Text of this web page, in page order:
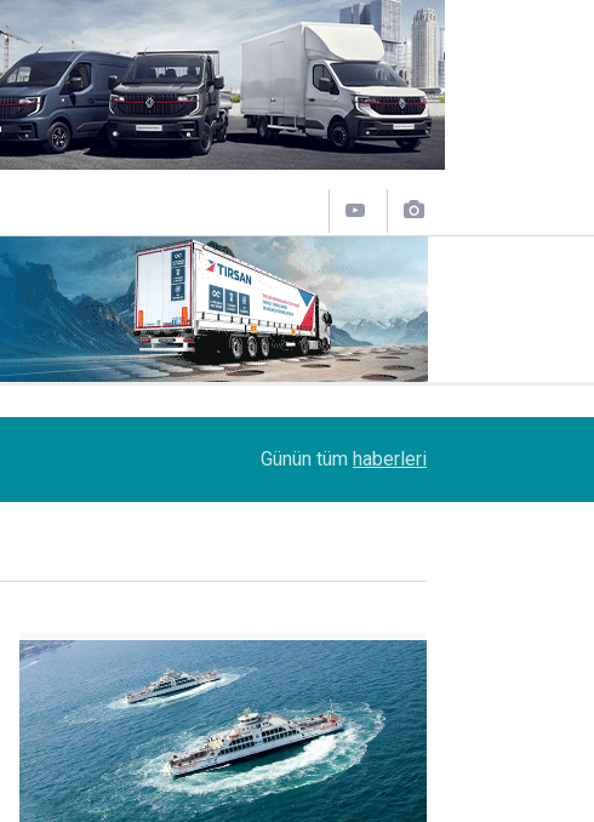
Sakarya'da Şoförlere Uyuşturucu Testi
Günün tüm haberleri